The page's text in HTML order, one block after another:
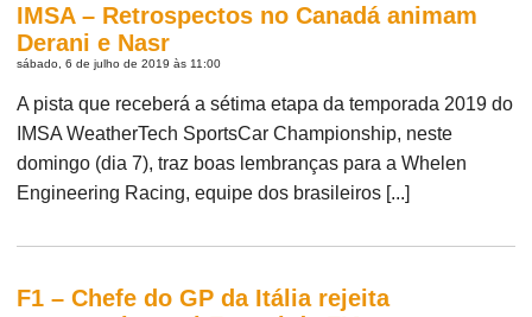
IMSA – Retrospectos no Canadá animam
Derani e Nasr
sábado, 6 de julho de 2019 às 11:00
A pista que receberá a sétima etapa da temporada 2019 do
IMSA WeatherTech SportsCar Championship, neste
domingo (dia 7), traz boas lembranças para a Whelen
Engineering Racing, equipe dos brasileiros [...]
F1 – Chefe do GP da Itália rejeita